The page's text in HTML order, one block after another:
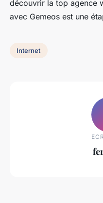
découvrir la top agence
avec Gemeos est une
Internet